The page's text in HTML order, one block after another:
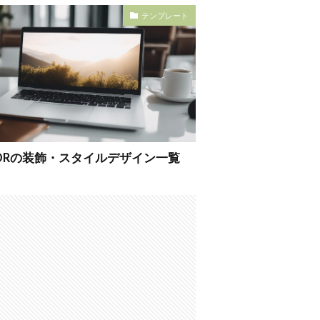
テンプレート
の装飾・スタイルデザイン一覧